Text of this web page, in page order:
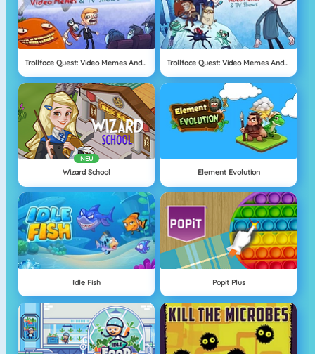
Trollface Quest: Video Memes And TV Shows Part 2 Trollface Quest: Video Memes And TV Shows
NEU
Wizard School Element Evolution
Idle Fish Popit Plus